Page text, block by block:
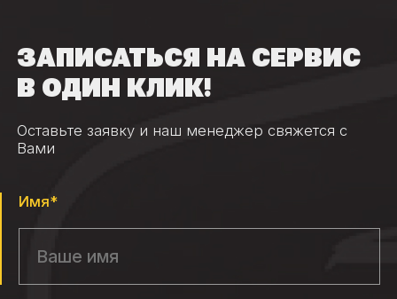
ЗАПИСАТЬСЯ НА СЕРВИС
В ОДИН КЛИК!
Оставьте заявку и наш менеджер свяжется с
Вами
Имя*